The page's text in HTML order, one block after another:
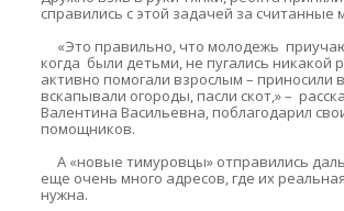
справились с этой задачей за считанные
«Это правильно, что молодежь
когда были детьми, не пугались никакой
активно помогали взрослым – приносили
вскапывали огороды, пасли скот,» –
Валентина Васильевна, поблагодарил
помощников.
А «новые тимуровцы» отправились
еще очень много адресов, где их
нужна.